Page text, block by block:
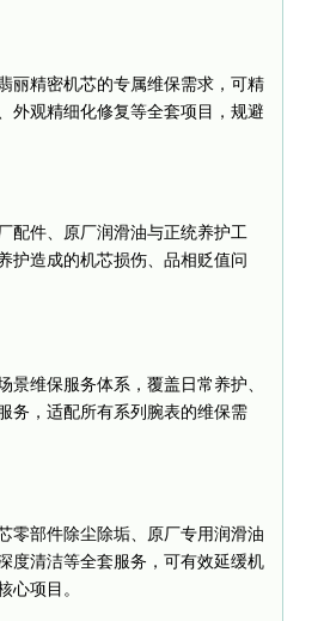
丽精密机芯的专属维保需求，可精
外观精细化修复等全套项目，规避
配件、原厂润滑油与正统养护工
护造成的机芯损伤、品相贬值问
维保服务体系，覆盖日常养护、
务，适配所有系列腕表的维保需
零部件除尘除垢、原厂专用润滑油
度清洁等全套服务，可有效延缓机
心项目。